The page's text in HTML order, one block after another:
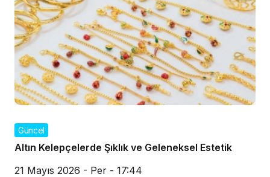
Güncel
Altın Kelepçelerde Şıklık ve Geleneksel Estetik
21 Mayıs 2026 - Per - 17:44